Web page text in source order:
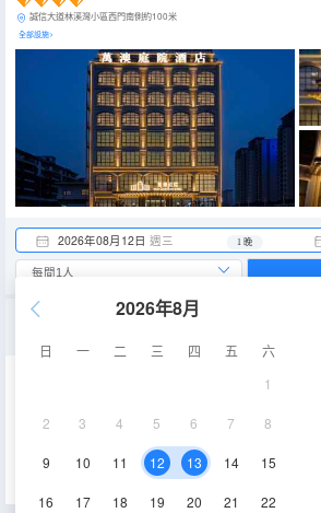
誠信大道林溪灣小區西門南側約100米
全部設施>
2026年08月12日 週三 1 晚
2026年8月
日 一 二 三 四 五
六
1
2 3 4 5 6 7 8
9 10 11 12 13 14 15
16 17 18 19 20 21 22
28-32㎡